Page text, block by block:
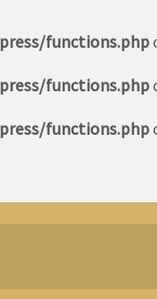
functions.php
functions.php
functions.php